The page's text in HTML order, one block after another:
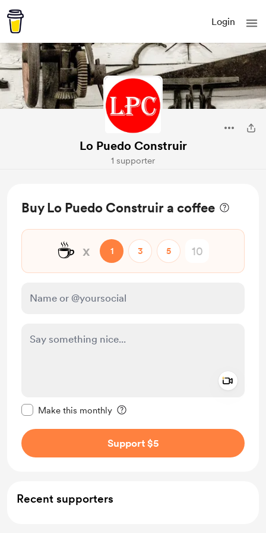
Login
Lo Puedo Construir
1 supporter
Buy Lo Puedo Construir a coffee
☕ x 1 3 5
Make this monthly
Support $5
Recent supporters